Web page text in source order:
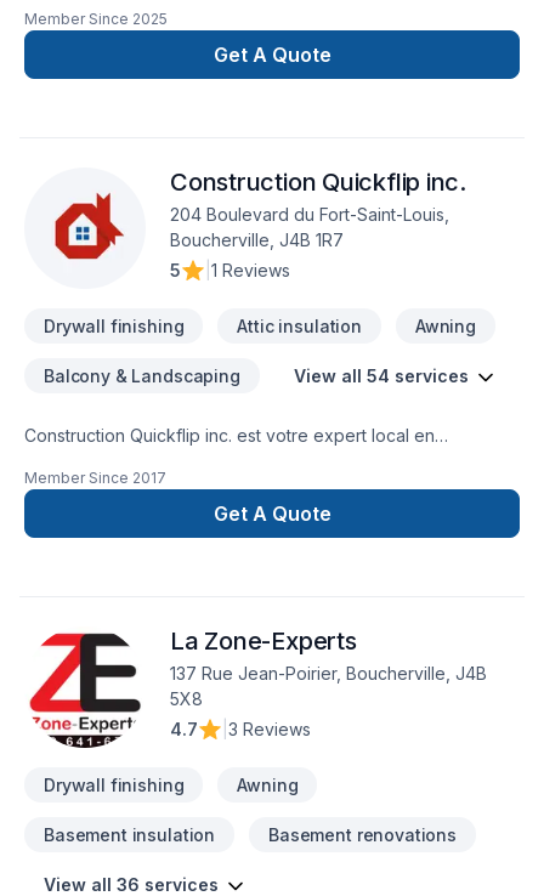
travaux. Notre objectif est d'offrir des services polyvalents,
abordables et de qualité aux résidents de Boucherville et les
environs.Appelez-nous pour une estimation sans frais et sans
Member Since 2025
Get A Quote
Construction Quickflip inc.
204 Boulevard du Fort-Saint-Louis,
Boucherville, J4B 1R7
5
1 Reviews
Drywall finishing Attic insulation Awning
Balcony & Landscaping View all 54 services
Construction Quickflip inc. est votre expert local en
Calfeutrage, Carrelage, Charpentier, Commercial, Cuisine,
Démolition, Escalier et rampe, Fondations, Garage, Gypse,
Insonorisation, Isolation, Isolation entre-toît, Isolation mur,
les secteurs de Montérégie,Montréal, combinant expérience,
innovation et rigueur. Notre équipe expérimentée vous
accompagne à chaque étape, avec des conseils sur mesure
et un service clé en main irréprochable. Confiez votre projet
à une équipe qui a à cœur votre satisfaction.
Member Since 2017
Get A Quote
La Zone-Experts
137 Rue Jean-Poirier, Boucherville, J4B
5X8
4.7
3 Reviews
Drywall finishing Awning
Basement insulation Basement renovations
View all 36 services